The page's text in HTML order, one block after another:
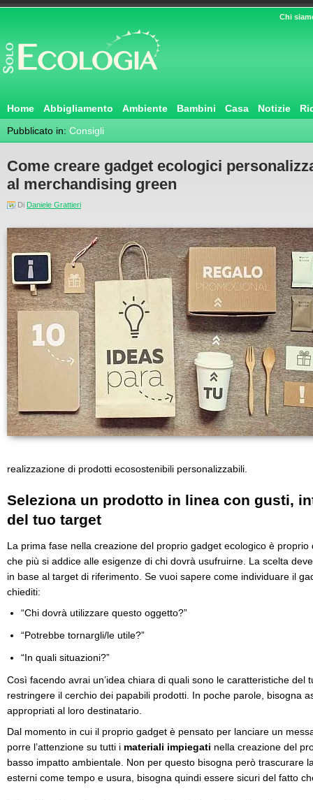
Chi
Home Abbigliamento Ambiente Bambini Casa Notizie
Pubblicato in: Consigli
Come creare gadget ecologici
al merchandising green
Di Daniele Grattieri
realizzazione di prodotti ecosostenibili personalizzabili.
Seleziona un prodotto in linea con gusti,
del tuo target
La prima fase nella creazione del proprio gadget ecologico è
che più si addice alle esigenze di chi dovrà usufruirne. La scelta
in base al target di riferimento. Se vuoi sapere come individuare il
chiediti:
“Chi dovrà utilizzare questo oggetto?”
“Potrebbe tornargli/le utile?”
“In quali situazioni?”
Così facendo avrai un’idea chiara di quali sono le caratteristiche del
restringere il cerchio dei papabili prodotti. In poche parole, bisogna
appropriati al loro destinatario.
Dal momento in cui il proprio gadget è pensato per lanciare un
porre l’attenzione su tutti i materiali impiegati nella creazione del
basso impatto ambientale. Non per questo bisogna però trascurare
esterni come tempo e usura, bisogna quindi essere sicuri del fatto